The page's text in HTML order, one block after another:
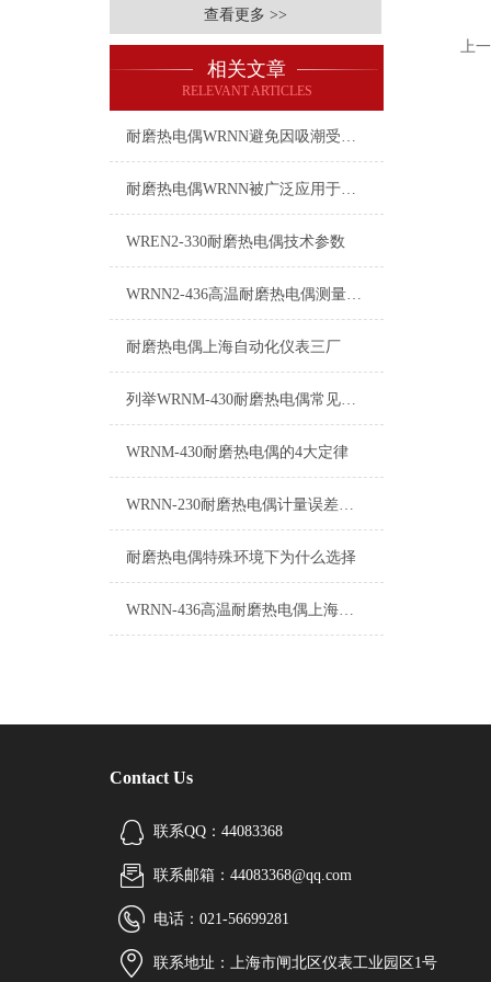
查看更多 >>
相关文章
RELEVANT ARTICLES
耐磨热电偶WRNN避免因吸潮受到影响的方法耐磨热电偶WRNN的方法
耐磨热电偶WRNN被广泛应用于以下领域
WREN2-330耐磨热电偶技术参数
WRNN2-436高温耐磨热电偶测量误差及其注意事项
耐磨热电偶上海自动化仪表三厂
列举WRNM-430耐磨热电偶常见八种故障
WRNM-430耐磨热电偶的4大定律
WRNN-230耐磨热电偶计量误差的产生原因
耐磨热电偶特殊环境下为什么选择
WRNN-436高温耐磨热电偶上海自动化仪表三厂
上
Contact Us
联系QQ：44083368
联系邮箱：44083368@qq.com
电话：021-56699281
联系地址：上海市闸北区仪表工业园区1号